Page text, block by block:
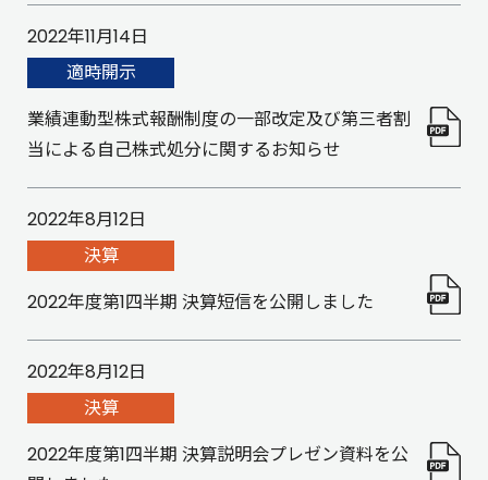
2022年11月14日
適時開示
業績連動型株式報酬制度の一部改定及び第三者割
当による自己株式処分に関するお知らせ
2022年8月12日
決算
2022年度第1四半期 決算短信を公開しました
2022年8月12日
決算
2022年度第1四半期 決算説明会プレゼン資料を公